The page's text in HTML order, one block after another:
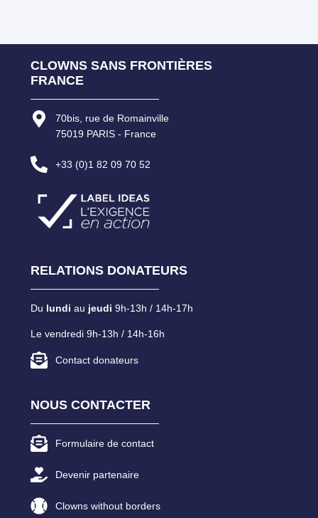
CLOWNS SANS FRONTIÈRES
FRANCE
70bis, rue de Romainville
75019 PARIS - France
+33 (0)1 82 09 70 52
RELATIONS DONATEURS
Du lundi au jeudi 9h-13h / 14h-17h
Le vendredi 9h-13h / 14h-16h
Contact donateurs
NOUS CONTACTER
Formulaire de contact
Devenir partenaire
Clowns without borders